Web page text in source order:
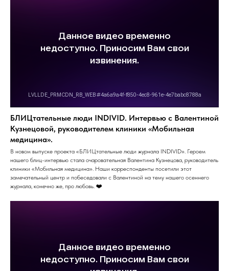
БЛИЦтательные люди INDIVID. Интервью с Валентиной
Кузнецовой, руководителем клиники «Мобильная
медицина».
В новом выпуске проекта «БЛИЦтательные люди журнала INDIVID». Героем
нашего блиц-интервью стала очаровательная Валентина Кузнецова, руководитель
клиники «Мобильная медицина». Наши корреспонденты посетили этот
замечательный центр и побеседовали с Валентиной на тему нашего осеннего
журнала, конечно же, про любовь. ❤️